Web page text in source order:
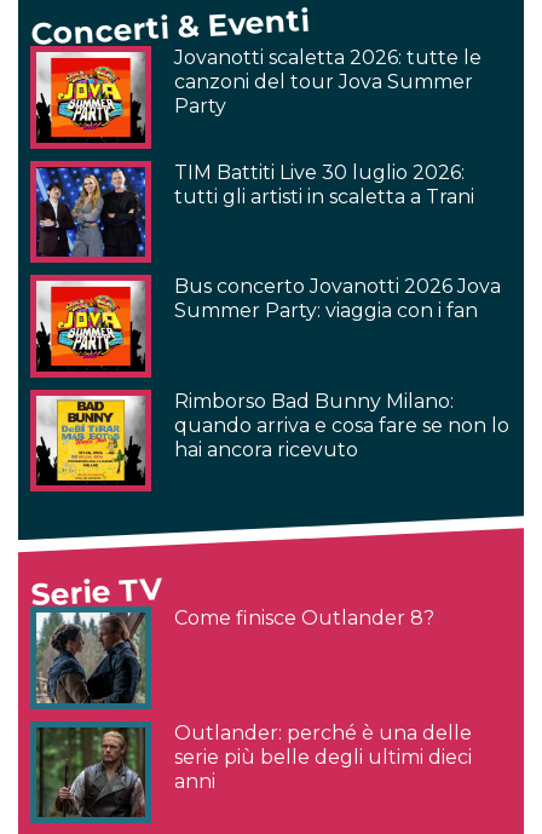
Concerti & Eventi
Jovanotti scaletta 2026: tutte le
canzoni del tour Jova Summer
Party
TIM Battiti Live 30 luglio 2026:
tutti gli artisti in scaletta a Trani
Bus concerto Jovanotti 2026 Jova
Summer Party: viaggia con i fan
Rimborso Bad Bunny Milano:
quando arriva e cosa fare se non lo
hai ancora ricevuto
Serie TV
Come finisce Outlander 8?
Outlander: perché è una delle
serie più belle degli ultimi dieci
anni